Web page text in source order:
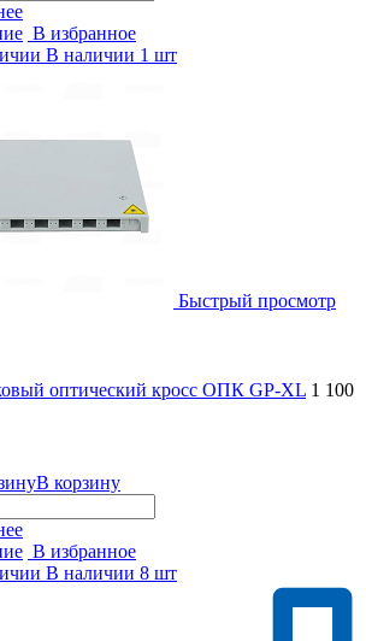
В избранное
В наличии 1 шт
Быстрый просмотр
оптический кросс ОПК GP-XL 1 100
В корзину
В избранное
В наличии 8 шт